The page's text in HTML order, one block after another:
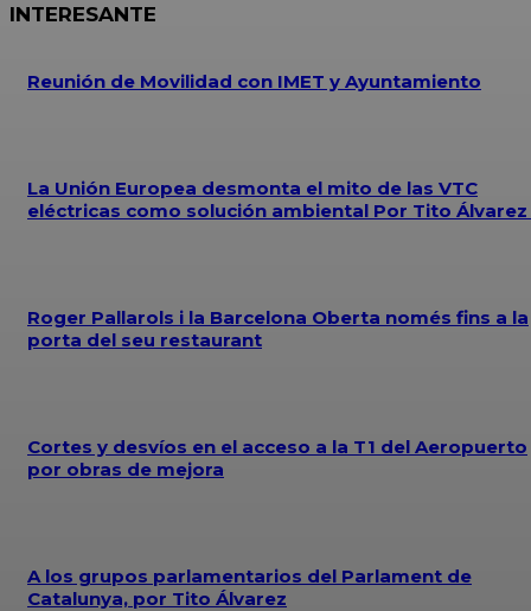
INTERESANTE
Reunión de Movilidad con IMET y Ayuntamiento
La Unión Europea desmonta el mito de las VTC
eléctricas como solución ambiental Por Tito Álvarez
Roger Pallarols i la Barcelona Oberta només fins a la
porta del seu restaurant
Cortes y desvíos en el acceso a la T1 del Aeropuerto
por obras de mejora
A los grupos parlamentarios del Parlament de
Catalunya, por Tito Álvarez